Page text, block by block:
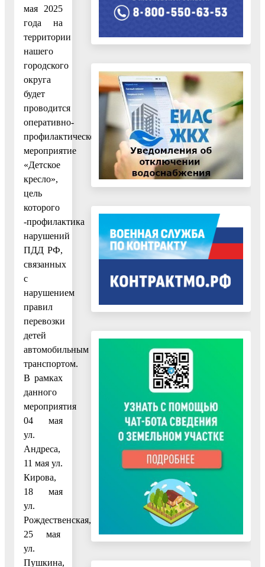
мая 2025
года на
территории
нашего
городского
округа
будет
проводится
оперативно-
профилактическое
мероприятие
«Детское
кресло»,
цель
которого
-профилактика
нарушений
ПДД РФ,
связанных
с
нарушением
правил
перевозки
детей
автомобильным
транспортом.
В рамках
данного
мероприятия
04 мая
ул.
Андреса,
11 мая ул.
Кирова,
18 мая
ул.
Рождественская,
25 мая
ул.
Пушкина,